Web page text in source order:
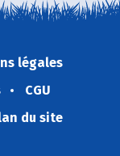
légales
CGU
du site